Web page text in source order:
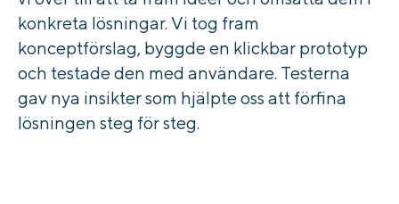
konkreta lösningar. Vi tog fram
konceptförslag, byggde en klickbar prototyp
och testade den med användare. Testerna
gav nya insikter som hjälpte oss att förfina
lösningen steg för steg.